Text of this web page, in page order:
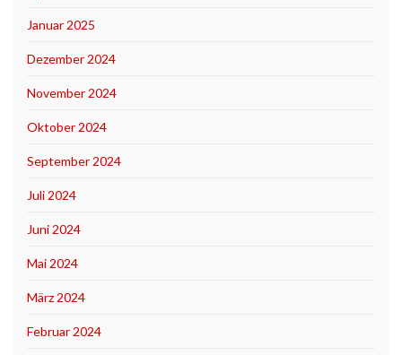
Januar 2025
Dezember 2024
November 2024
Oktober 2024
September 2024
Juli 2024
Juni 2024
Mai 2024
März 2024
Februar 2024